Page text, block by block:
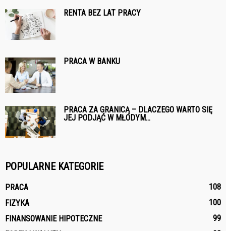
RENTA BEZ LAT PRACY
PRACA W BANKU
PRACA ZA GRANICĄ – DLACZEGO WARTO SIĘ
JEJ PODJĄĆ W MŁODYM...
POPULARNE KATEGORIE
PRACA
108
FIZYKA
100
FINANSOWANIE HIPOTECZNE
99